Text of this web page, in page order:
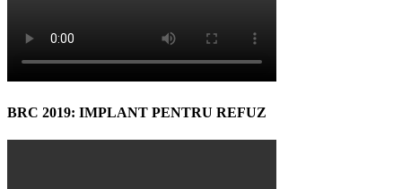
BRC 2019: IMPLANT PENTRU REFUZ